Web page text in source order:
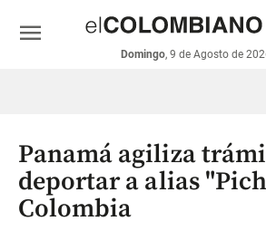
económicos
Colombia
Domingo, 9 de Agosto de
menu
Panamá agiliza
deportar a alias
Colombia